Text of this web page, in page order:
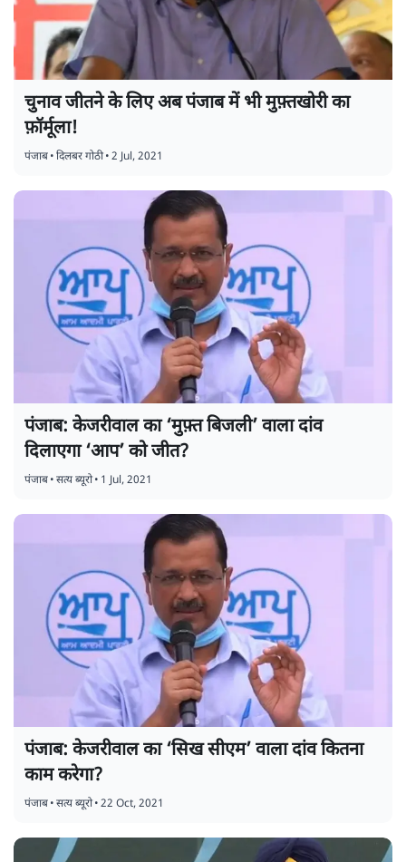
चुनाव जीतने के लिए अब पंजाब में भी मुफ़्तखोरी का
फ़ॉर्मूला!
पंजाब•दिलबर गोठी•2 Jul, 2021
पंजाब: केजरीवाल का ‘मुफ़्त बिजली’ वाला दांव
दिलाएगा ‘आप’ को जीत?
पंजाब•सत्य ब्यूरो• 1 Jul, 2021
पंजाब: केजरीवाल का ‘सिख सीएम’ वाला दांव कितना
काम करेगा?
पंजाब•सत्य ब्यूरो•22 Oct, 2021